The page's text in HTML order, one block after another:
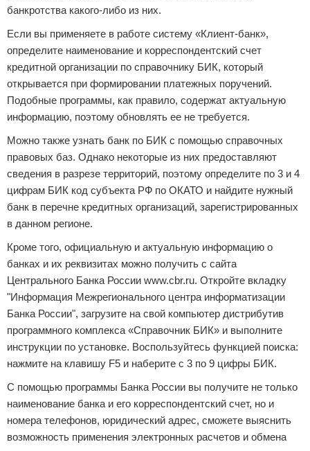
банкротства какого-либо из них.
Если вы применяете в работе систему «Клиент-банк»,
определите наименование и корреспондентский счет
кредитной организации по справочнику БИК, который
открывается при формировании платежных поручений.
Подобные программы, как правило, содержат актуальную
информацию, поэтому обновлять ее не требуется.
Можно также узнать банк по БИК с помощью справочных
правовых баз. Однако некоторые из них предоставляют
сведения в разрезе территорий, поэтому определите по 3 и 4
цифрам БИК код субъекта РФ по ОКАТО и найдите нужный
банк в перечне кредитных организаций, зарегистрированных
в данном регионе.
Кроме того, официальную и актуальную информацию о
банках и их реквизитах можно получить с сайта
Центрального Банка России www.cbr.ru. Откройте вкладку
"Информация Межрегионального центра информатизации
Банка России", загрузите на свой компьютер дистрибутив
программного комплекса «Справочник БИК» и выполните
инструкции по установке. Воспользуйтесь функцией поиска:
нажмите на клавишу F5 и наберите с 3 по 9 цифры БИК.
С помощью программы Банка России вы получите не только
наименование банка и его корреспондентский счет, но и
номера телефонов, юридический адрес, сможете выяснить
возможность применения электронных расчетов и обмена